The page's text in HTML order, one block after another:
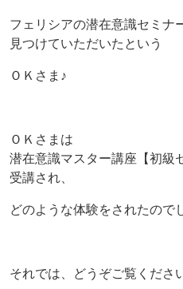
フェリシアの潜在意識セミナ
見つけていただいたという
ＯＫさま♪
ＯＫさまは
潜在意識マスター講座【初級
受講され、
どのような体験をされたので
それでは、どうぞご覧くださ